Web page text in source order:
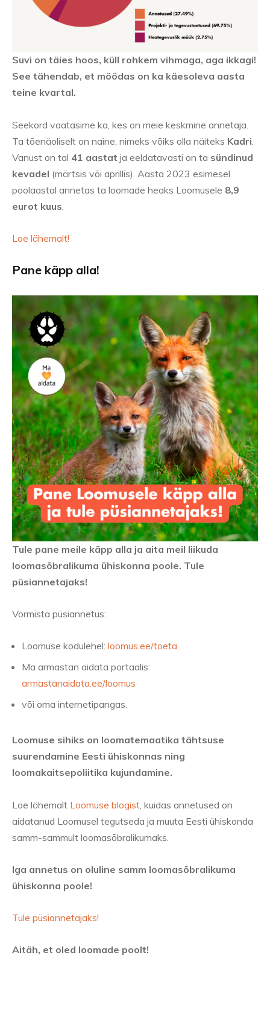
Suvi on täies hoos, küll rohkem vihmaga, aga ikkagi!
See tähendab, et möödas on ka käesoleva aasta
teine kvartal.
Seekord vaatasime ka, kes on meie keskmine annetaja.
Ta tõenäoliselt on naine, nimeks võiks olla näiteks Kadri
Vanust on tal 41 aastat ja eeldatavasti on ta sündinud
kevadel (märtsis või aprillis). Aasta 2023 esimesel
poolaastal annetas ta loomade heaks Loomusele 8,9
eurot kuus
Loe lähemalt!
Pane käpp alla!
Tule pane meile käpp alla ja aita meil liikuda
loomasõbralikuma ühiskonna poole. Tule
püsiannetajaks!
Vormista püsiannetus:
Loomuse kodulehel: loomus.ee/toeta
Ma armastan aidata portaalis:
armastanaidata.ee/loomus
või oma internetipangas.
Loomuse sihiks on loomatemaatika tähtsuse
suurendamine Eesti ühiskonnas ning
loomakaitsepoliitika kujundamine.
Loe lähemalt Loomuse blogist , kuidas annetused on
aidatanud Loomusel tegutseda ja muuta Eesti ühiskonda
samm-sammult loomasõbralikumaks.
Iga annetus on oluline samm loomasõbralikuma
ühiskonna poole!
Tule püsiannetajaks!
Aitäh, et oled loomade poolt!